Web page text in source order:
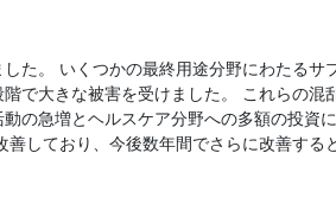
た。 いくつかの最終用途分野にわたるサ
で大きな被害を受けました。 これらの混
の急増とヘルスケア分野への多額の投資
しており、今後数年間でさらに改善する